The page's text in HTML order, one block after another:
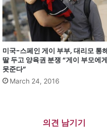
미국-스페인 게이 부부, 대리모 통
딸 두고 양육권 분쟁 “게이 부모에
못준다”
March 24, 2016
의견 남기기